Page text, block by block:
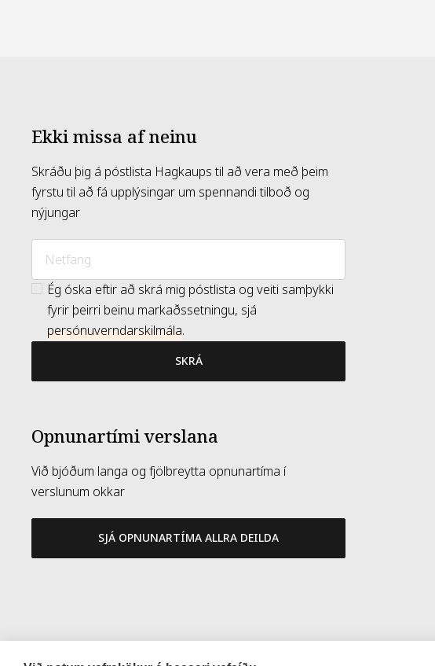
Ekki missa af neinu
Skráðu þig á póstlista Hagkaups til að vera með þeim
fyrstu til að fá upplýsingar um spennandi tilboð og
nýjungar
Ég óska eftir að skrá mig póstlista og veiti samþykki
fyrir þeirri beinu markaðssetningu, sjá
persónuverndarskilmála.
SKRÁ
Opnunartími verslana
Við bjóðum langa og fjölbreytta opnunartíma í
verslunum okkar
SJÁ OPNUNARTÍMA ALLRA DEILDA